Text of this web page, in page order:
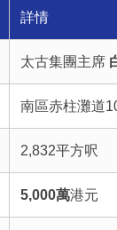
詳情
太古集團主席
南區赤柱灘道
2,832平方呎
5,000萬港元